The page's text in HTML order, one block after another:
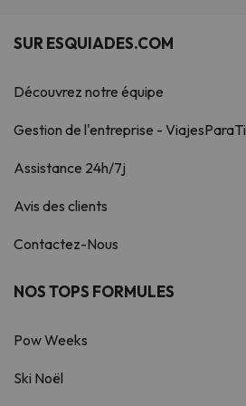
SUR ESQUIADES.COM
Découvrez notre équipe
Gestion de l'entreprise - ViajesParaTi
Assistance 24h/7j
Avis des clients
Contactez-Nous
NOS TOPS FORMULES
Pow Weeks
Ski Noël